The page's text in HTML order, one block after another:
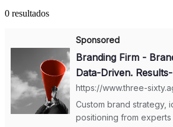
0 resultados